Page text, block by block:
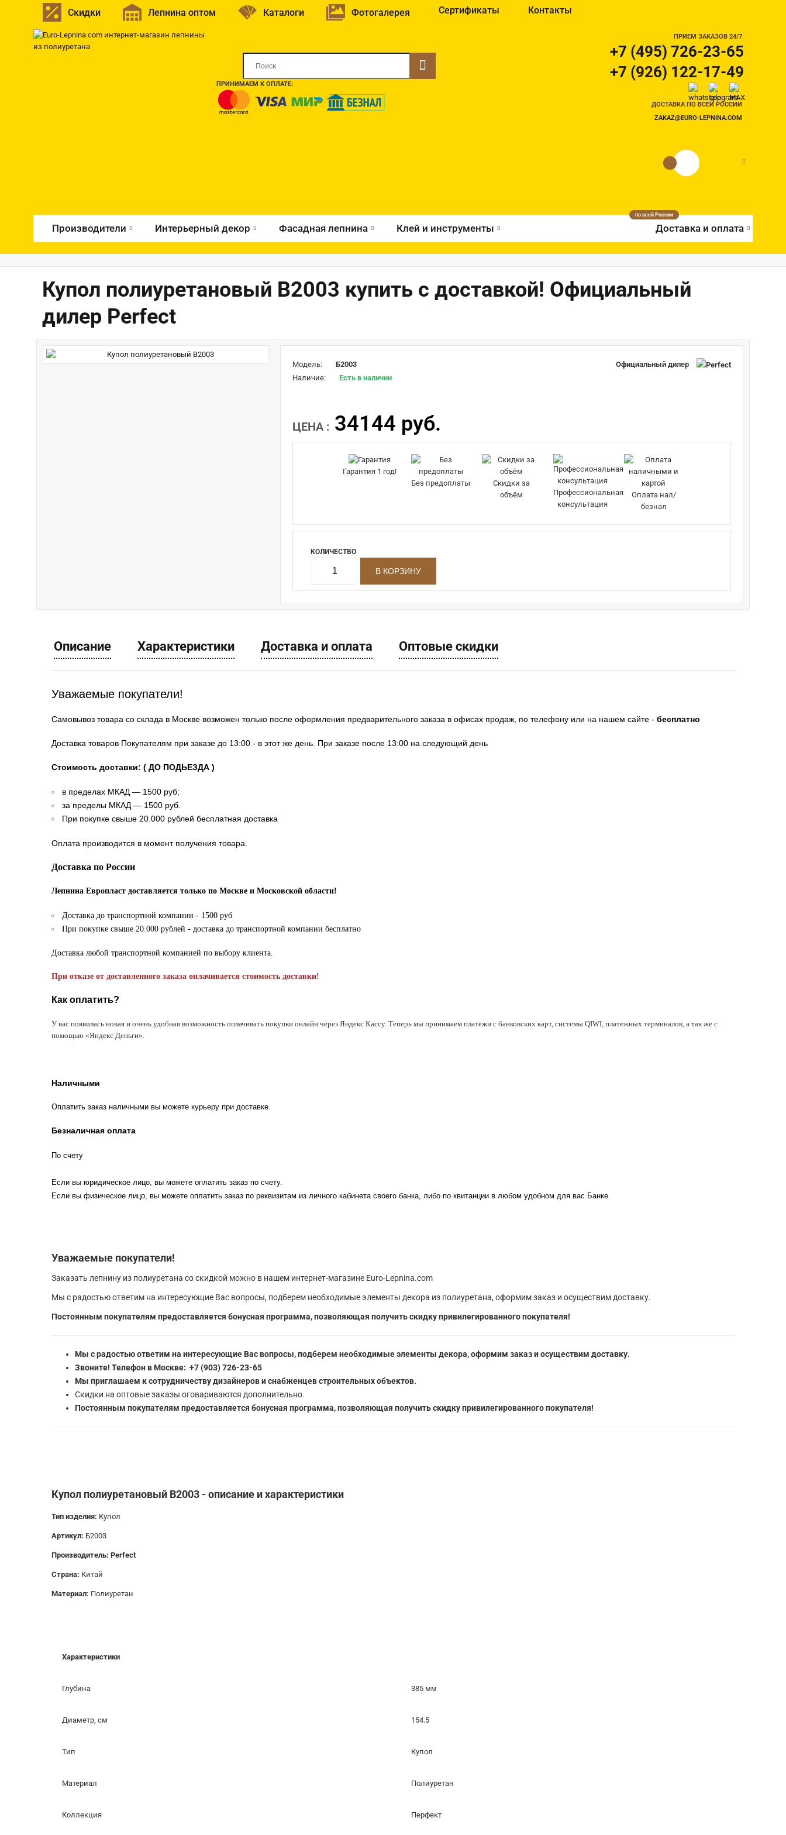
Скидки Лепнина оптом Каталоги Фотогалерея Сертификаты Контакты
ПРИНИМАЕМ К ОПЛАТЕ:
ПРИЕМ ЗАКАЗОВ 24/7
+7 (495) 726-23-65
+7 (926) 122-17-49
ДОСТАВКА ПО ВСЕЙ РОССИИ
ZAKAZ@EURO-LEPNINA.COM
Производители Интерьерный декор Фасадная лепнина Клей и инструменты Доставка и оплата
по всей России
Купол полиуретановый B2003 купить с доставкой! Официальный
дилер Perfect
Модель:
Б2003
Наличие:
Есть в наличии
Официальный дилер
ЦЕНА : 34144 руб.
Гарантия 1 год!
Без предоплаты
Скидки за
объём
Профессиональная
консультация
Оплата нал/
безнал
КОЛИЧЕСТВО
Описание Характеристики Доставка и оплата Оптовые скидки
Уважаемые покупатели!
Самовывоз товара со склада в Москве возможен только после оформления предварительного заказа в офисах продаж, по телефону или на нашем сайте - бесплатно
Доставка товаров Покупателям при заказе до 13:00 - в этот же день. При заказе после 13:00 на следующий день
Стоимость доставки: ( ДО ПОДЬЕЗДА )
в пределах МКАД — 1500 руб;
за пределы МКАД — 1500 руб.
При покупке свыше 20.000 рублей бесплатная доставка
Оплата производится в момент получения товара.
Доставка по России
Лепнина Европласт доставляется только по Москве и Московской области!
Доставка до транспортной компании - 1500 руб
При покупке свыше 20.000 рублей - доставка до транспортной компании бесплатно
Доставка любой транспортной компанией по выбору клиента.
При отказе от доставленного заказа оплачивается стоимость доставки!
Как оплатить?
У вас появилась новая и очень удобная возможность оплачивать покупки онлайн через Яндекс Кассу. Теперь мы принимаем платежи с банковских карт, системы QIWI, платежных терминалов, а так же с
помощью «Яндекс Деньги».
Наличными
Оплатить заказ наличными вы можете курьеру при доставке.
Безналичная оплата
По счету
Если вы юридическое лицо, вы можете оплатить заказ по счету.
Если вы физическое лицо, вы можете оплатить заказ по реквизитам из личного кабинета своего банка, либо по квитанции в любом удобном для вас Банке.
Уважаемые покупатели!
Заказать лепнину из полиуретана со скидкой можно в нашем интернет-магазине Euro-Lepnina.com
Мы с радостью ответим на интересующие Вас вопросы, подберем необходимые элементы декора из полиуретана, оформим заказ и осуществим доставку.
Постоянным покупателям предоставляется бонусная программа, позволяющая получить скидку привилегированного покупателя!
Мы с радостью ответим на интересующие Вас вопросы, подберем необходимые элементы декора, оформим заказ и осуществим доставку.
Звоните! Телефон в Москве: +7 (903) 726-23-65
Мы приглашаем к сотрудничеству дизайнеров и снабженцев строительных объектов.
Скидки на оптовые заказы оговариваются дополнительно.
Постоянным покупателям предоставляется бонусная программа, позволяющая получить скидку привилегированного покупателя!
Купол полиуретановый B2003 - описание и характеристики
Тип изделия: Купол
Артикул: Б2003
Производитель: Perfect
Страна: Китай
Материал: Полиуретан
Характеристики
Глубина 385 мм
Диаметр, см 154.5
Тип Купол
Материал Полиуретан
Коллекция Перфект